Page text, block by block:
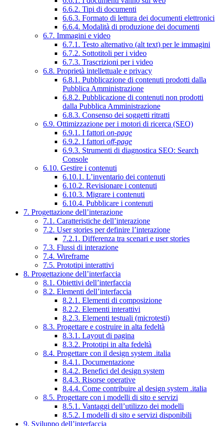
6.6.2. Tipi di documenti
6.6.3. Formato di lettura dei documenti elettronici
6.6.4. Modalità di produzione dei documenti
6.7. Immagini e video
6.7.1. Testo alternativo (alt text) per le immagini
6.7.2. Sottotitoli per i video
6.7.3. Trascrizioni per i video
6.8. Proprietà intellettuale e privacy
6.8.1. Pubblicazione di contenuti prodotti dalla
Pubblica Amministrazione
6.8.2. Pubblicazione di contenuti non prodotti
dalla Pubblica Amministrazione
6.8.3. Consenso dei soggetti ritratti
6.9. Ottimizzazione per i motori di ricerca (SEO)
6.9.1. I fattori on-page
6.9.2. I fattori off-page
6.9.3. Strumenti di diagnostica SEO: Search
Console
6.10. Gestire i contenuti
6.10.1. L’inventario dei contenuti
6.10.2. Revisionare i contenuti
6.10.3. Migrare i contenuti
6.10.4. Pubblicare i contenuti
7. Progettazione dell’interazione
7.1. Caratteristiche dell’interazione
7.2. User stories per definire l’interazione
7.2.1. Differenza tra scenari e user stories
7.3. Flussi di interazione
7.4. Wireframe
7.5. Prototipi interattivi
8. Progettazione dell’interfaccia
8.1. Obiettivi dell’interfaccia
8.2. Elementi dell’interfaccia
8.2.1. Elementi di composizione
8.2.2. Elementi interattivi
8.2.3. Elementi testuali (microtesti)
8.3. Progettare e costruire in alta fedeltà
8.3.1. Layout di pagina
8.3.2. Prototipi in alta fedeltà
8.4. Progettare con il design system .italia
8.4.1. Documentazione
8.4.2. Benefici del design system
8.4.3. Risorse operative
8.4.4. Come contribuire al design system .italia
8.5. Progettare con i modelli di sito e servizi
8.5.1. Vantaggi dell’utilizzo dei modelli
8.5.2. I modelli di sito e servizi disponibili
9. Sviluppo dell’interfaccia